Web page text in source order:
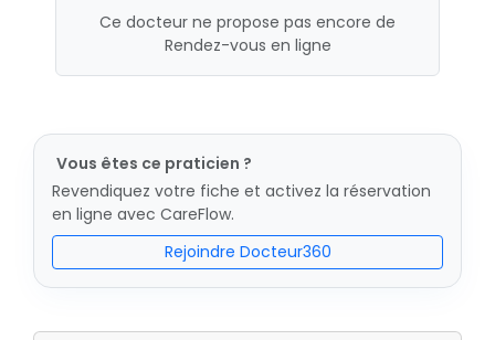
Ce docteur ne propose pas encore de
Rendez-vous en ligne
Vous êtes ce praticien ?
Revendiquez votre fiche et activez la réservation
en ligne avec CareFlow.
Rejoindre Docteur360